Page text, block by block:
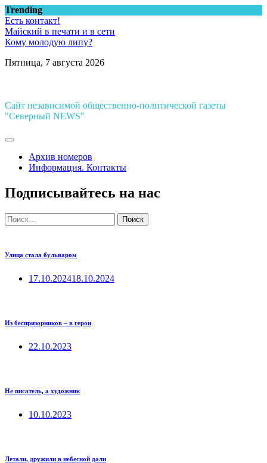
Перейти
к
содержимому
Trending
Есть контакт!
Майский в печати и в сети
Кому молодую липу?
Пятница, 7 августа 2026
Сайт независимой общественно-политической газеты
"Северный NEWS"
Архив номеров
Информация. Контакты
Подписывайтесь на нас
Найти:
Улица стала бульваром
17.10.202418.10.2024
Из беспризорников – в герои
22.10.2023
Не писатель, а художник
10.10.2023
Летали, дружили в небесной дали